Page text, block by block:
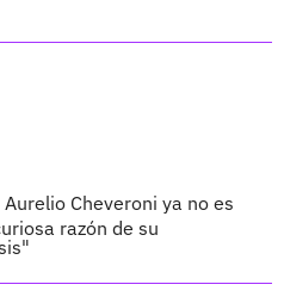
Aurelio Cheveroni ya no es
razón de su